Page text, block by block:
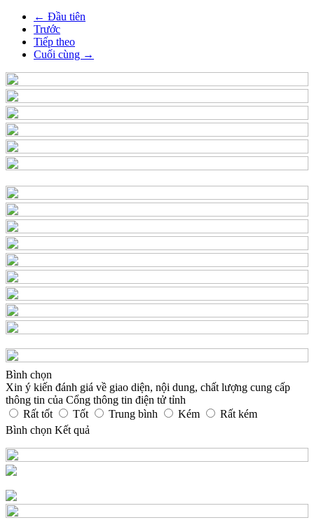
← Đầu tiên
Trước
Tiếp theo
Cuối cùng →
Bình chọn
Xin ý kiến đánh giá về giao diện, nội dung, chất lượng cung cấp
thông tin của Cổng thông tin điện tử tỉnh
Rất tốt
Tốt Trung bình Kém
Rất kém
Bình chọn Kết quả